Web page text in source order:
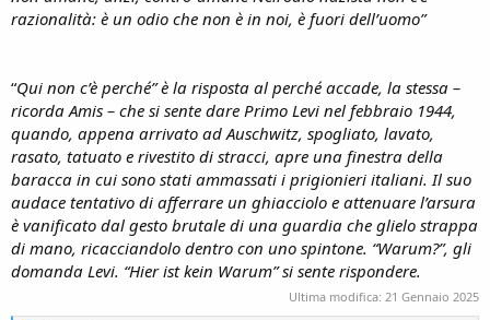
razionalità: è un odio che non è in noi, è fuori dell’uomo”
“Qui non c’è perché” è la risposta al perché accade, la stessa –
ricorda Amis – che si sente dare Primo Levi nel febbraio 1944,
quando, appena arrivato ad Auschwitz, spogliato, lavato,
rasato, tatuato e rivestito di stracci, apre una finestra della
baracca in cui sono stati ammassati i prigionieri italiani. Il suo
audace tentativo di afferrare un ghiacciolo e attenuare l’arsura
è vanificato dal gesto brutale di una guardia che glielo strappa
di mano, ricacciandolo dentro con uno spintone. “Warum?”, gli
domanda Levi. “Hier ist kein Warum” si sente rispondere.
Ultima modifica: 21 Gennaio 2025